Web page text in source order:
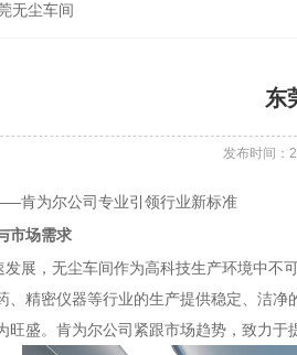
无尘车间
东
发布时间：
为尔公司专业引领行业新标准
市场需求
，无尘车间作为高科技生产环境中不
、精密仪器等行业的生产提供稳定、洁
旺盛。肯为尔公司紧跟市场趋势，致力